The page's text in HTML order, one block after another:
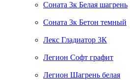
Соната 3к Белая шагрень
Соната 3к Бетон темный
Лекс Гладиатор 3К
Легион Софт графит
Легион Шагрень белая